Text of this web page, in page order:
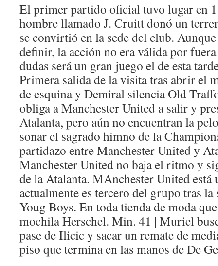
El primer partido oficial tuvo lugar en
hombre llamado J. Cruitt donó un
se convirtió en la sede del club.
definir, la acción no era válida por
dudas será un gran juego el de esta
Primera salida de la visita tras abrir el
de esquina y Demiral silencia Old
obliga a Manchester United a salir y
Atalanta, pero aún no encuentran la
sonar el sagrado himno de la
partidazo entre Manchester United y
Manchester United no baja el ritmo y
de la Atalanta. MAnchester United
actualmente es tercero del grupo tras
Youg Boys. En toda tienda de moda
mochila Herschel. Min. 41 | Muriel
pase de Ilicic y sacar un remate de
piso que termina en las manos de De